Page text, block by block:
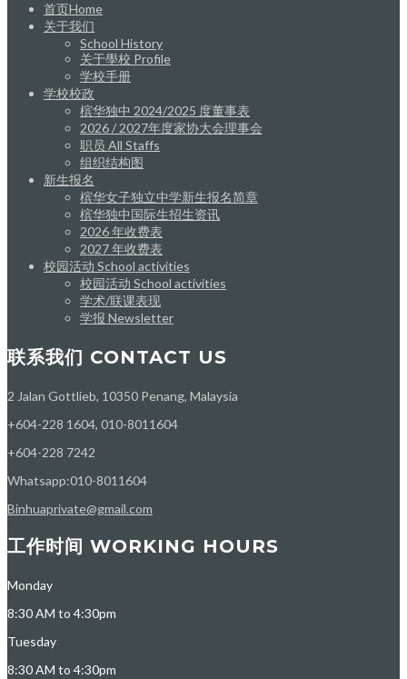
首页Home
关于我们
School History
关于學校 Profile
学校手册
学校校政
槟华独中 2024/2025 度董事表
2026 / 2027年度家协大会理事会
职员 All Staffs
组织结构图
新生报名
槟华女子独立中学新生报名简章
槟华独中国际生招生资讯
2026 年收费表
2027 年收费表
校园活动 School activities
校园活动 School activities
学术/联课表现
学报 Newsletter
联系我们 CONTACT US
2 Jalan Gottlieb, 10350 Penang, Malaysia
+604-228 1604, 010-8011604
+604-228 7242
Whatsapp:010-8011604
Binhuaprivate@gmail.com
工作时间 WORKING HOURS
Monday
8:30 AM to 4:30pm
Tuesday
8:30 AM to 4:30pm